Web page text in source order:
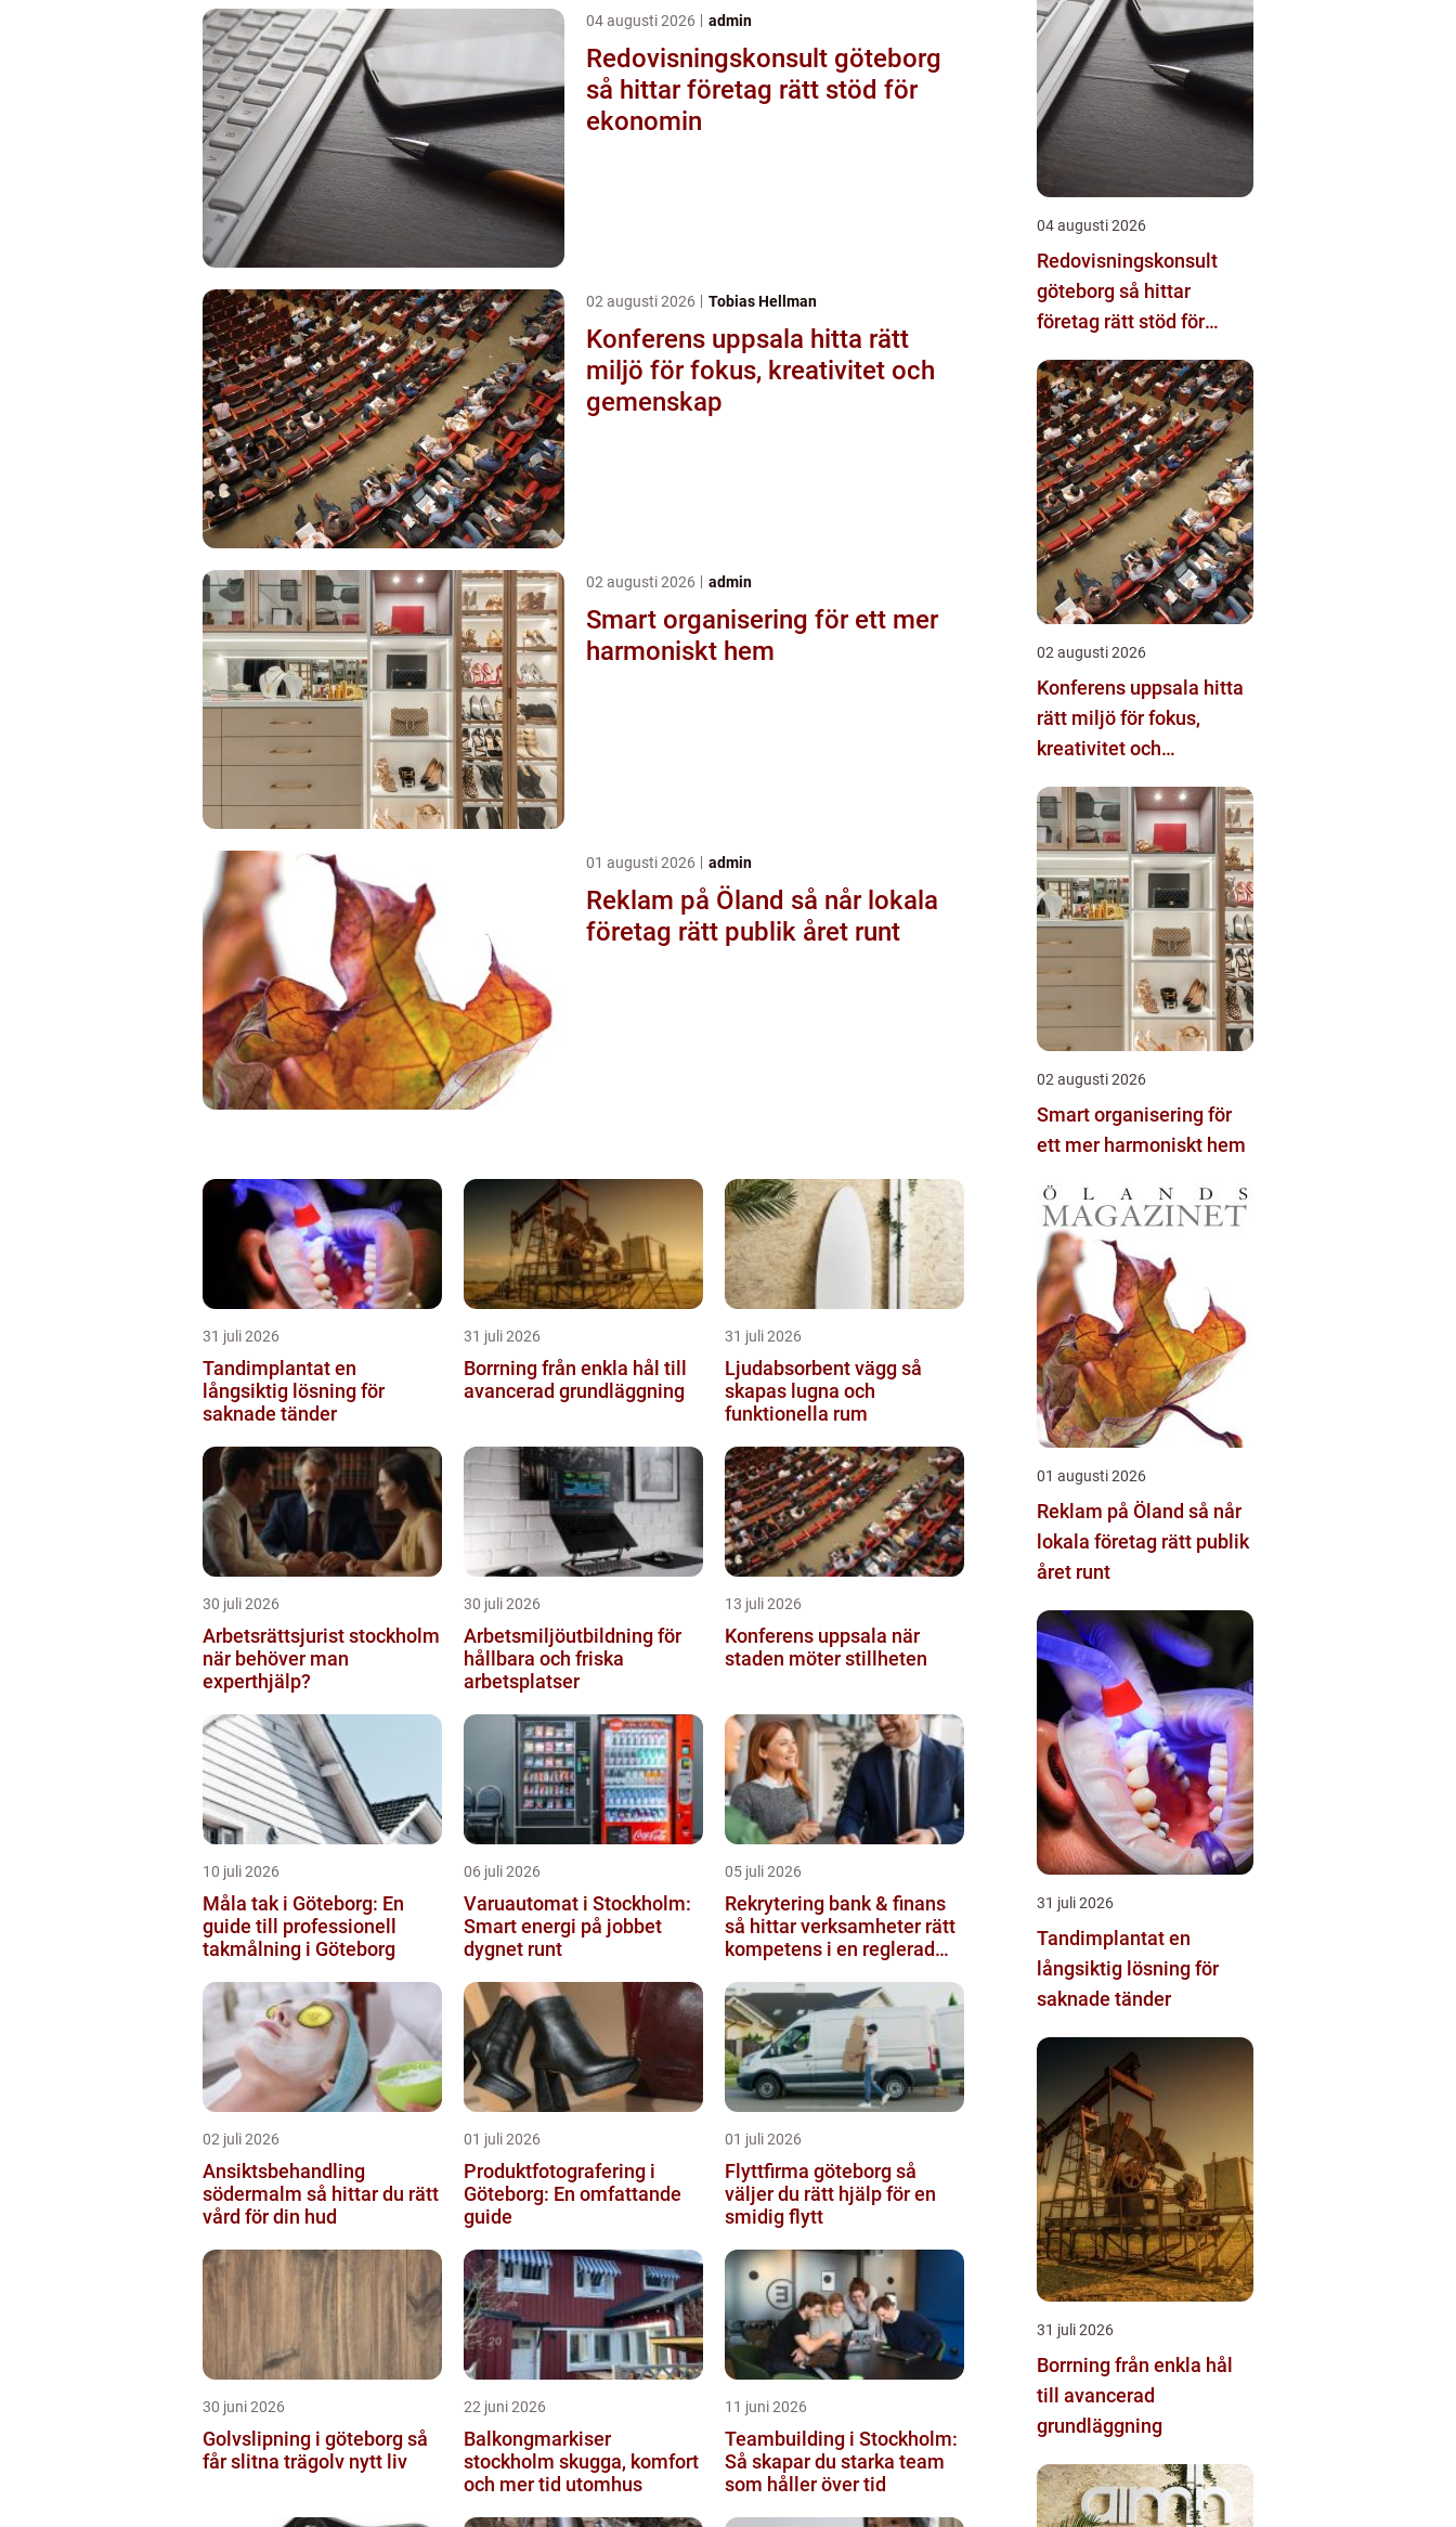
04 augusti 2026 admin
Redovisningskonsult göteborg
så hittar företag rätt stöd för
ekonomin
02 augusti 2026 Tobias Hellman
Konferens uppsala hitta rätt
miljö för fokus, kreativitet och
gemenskap
02 augusti 2026 admin
Smart organisering för ett mer
harmoniskt hem
01 augusti 2026 admin
Reklam på Öland så når lokala
företag rätt publik året runt
31 juli 2026
Tandimplantat en
långsiktig lösning för
saknade tänder
31 juli 2026
Borrning från enkla hål till
avancerad grundläggning
31 juli 2026
Ljudabsorbent vägg så
skapas lugna och
funktionella rum
30 juli 2026
Arbetsrättsjurist stockholm
när behöver man
experthjälp?
30 juli 2026
Arbetsmiljöutbildning för
hållbara och friska
arbetsplatser
13 juli 2026
Konferens uppsala när
staden möter stillheten
10 juli 2026
Måla tak i Göteborg: En
guide till professionell
takmålning i Göteborg
06 juli 2026
Varuautomat i Stockholm:
Smart energi på jobbet
dygnet runt
05 juli 2026
Rekrytering bank & finans
så hittar verksamheter rätt
kompetens i en reglerad
02 juli 2026
Ansiktsbehandling
södermalm så hittar du rätt
vård för din hud
01 juli 2026
Produktfotografering i
Göteborg: En omfattande
guide
01 juli 2026
Flyttfirma göteborg så
väljer du rätt hjälp för en
smidig flytt
30 juni 2026
Golvslipning i göteborg så
får slitna trägolv nytt liv
22 juni 2026
Balkongmarkiser
stockholm skugga, komfort
och mer tid utomhus
11 juni 2026
Teambuilding i Stockholm:
Så skapar du starka team
som håller över tid
04 augusti 2026
Redovisningskonsult
göteborg så hittar
företag rätt stöd för
02 augusti 2026
Konferens uppsala hitta
rätt miljö för fokus,
kreativitet och
02 augusti 2026
Smart organisering för
ett mer harmoniskt hem
01 augusti 2026
Reklam på Öland så når
lokala företag rätt publik
året runt
31 juli 2026
Tandimplantat en
långsiktig lösning för
saknade tänder
31 juli 2026
Borrning från enkla hål
till avancerad
grundläggning